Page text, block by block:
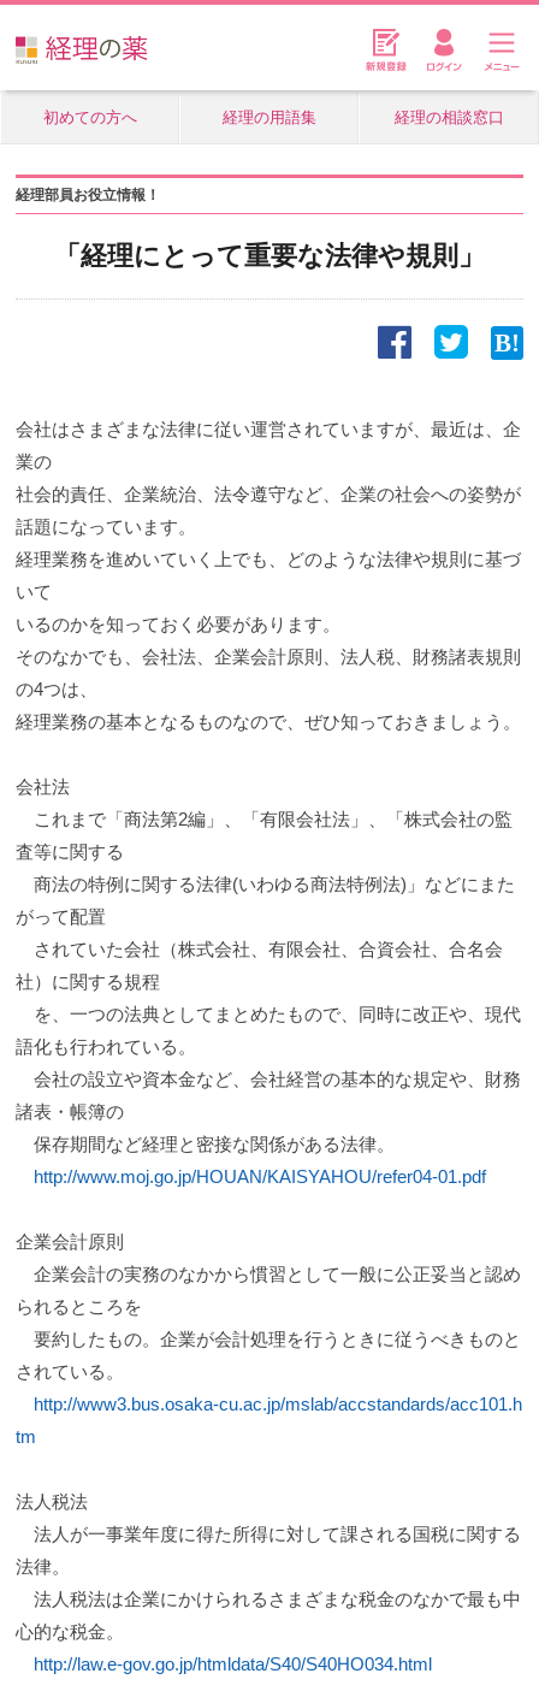
初めての方へ 経理の用語集 経理の相談窓口
経理部員お役立情報！
「経理にとって重要な法律や規則」
会社はさまざまな法律に従い運営されていますが、最近は、企
業の
社会的責任、企業統治、法令遵守など、企業の社会への姿勢が
話題になっています。
経理業務を進めいていく上でも、どのような法律や規則に基づ
いて
いるのかを知っておく必要があります。
そのなかでも、会社法、企業会計原則、法人税、財務諸表規則
の4つは、
経理業務の基本となるものなので、ぜひ知っておきましょう。
会社法
これまで「商法第2編」、「有限会社法」、「株式会社の監
査等に関する
商法の特例に関する法律(いわゆる商法特例法)」などにまた
がって配置
されていた会社（株式会社、有限会社、合資会社、合名会
社）に関する規程
を、一つの法典としてまとめたもので、同時に改正や、現代
語化も行われている。
会社の設立や資本金など、会社経営の基本的な規定や、財務
諸表・帳簿の
保存期間など経理と密接な関係がある法律。
http://www.moj.go.jp/HOUAN/KAISYAHOU/refer04-01.pdf
企業会計原則
企業会計の実務のなかから慣習として一般に公正妥当と認め
られるところを
要約したもの。企業が会計処理を行うときに従うべきものと
されている。
http://www3.bus.osaka-cu.ac.jp/mslab/accstandards/acc101.h
tm
法人税法
法人が一事業年度に得た所得に対して課される国税に関する
法律。
法人税法は企業にかけられるさまざまな税金のなかで最も中
心的な税金。
http://law.e-gov.go.jp/htmldata/S40/S40HO034.html